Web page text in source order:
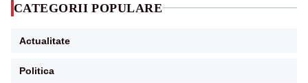
CATEGORII POPULARE
Actualitate
Politica